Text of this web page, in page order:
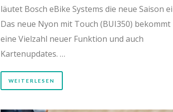
läutet Bosch eBike Systems die neue Saison
Das neue Nyon mit Touch (BUI350) bekommt
eine Vielzahl neuer Funktion und auch
Kartenupdates. …
WEITERLESEN